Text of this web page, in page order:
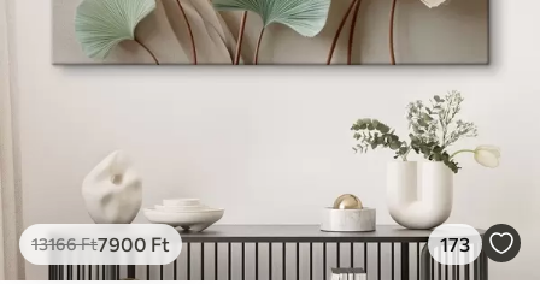
13166Ft7900 Ft 173